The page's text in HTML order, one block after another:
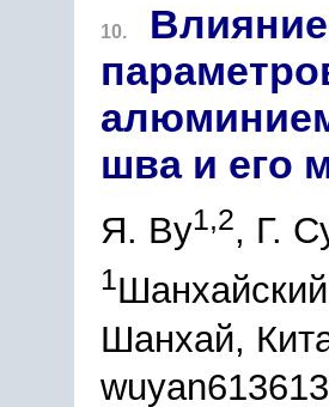
10.
шва и его
Я. Ву1,2, Г.
1Шанхайский
Шанхай,